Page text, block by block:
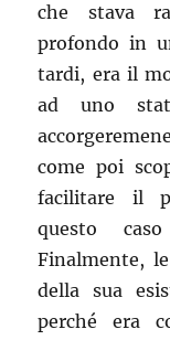
che stava
profondo in
tardi, era il
ad uno
come poi
facilitare il
questo
Finalmente,
della sua
perché era